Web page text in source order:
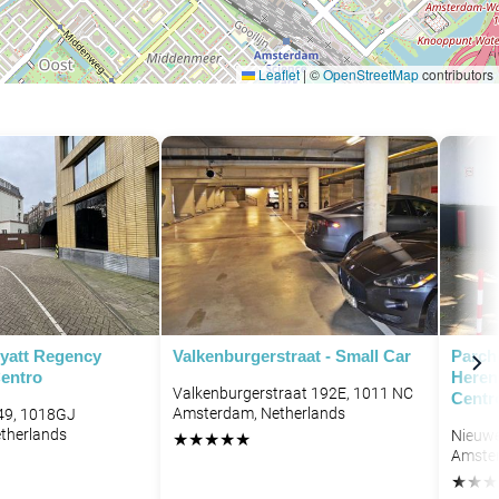
P
Leaflet|©OpenStreetMapcontributors
Regency
1018GJ
Valkenburgerstraat - Small Car
Valkenburgerstraat 192E, 1011 NC
Amsterdam, Netherlands
★★★★★
★★ ★